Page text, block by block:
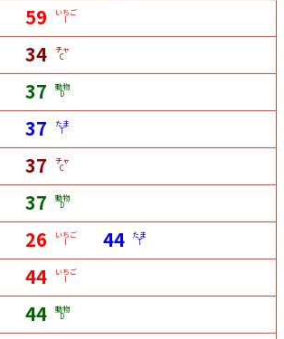
59 いちご
I
34 チャ
C
37 動物
D
37 たま
T
37 チャ
C
37 動物
D
26 いちご
I 44 たま
T
44 いちご
I
44 動物
D